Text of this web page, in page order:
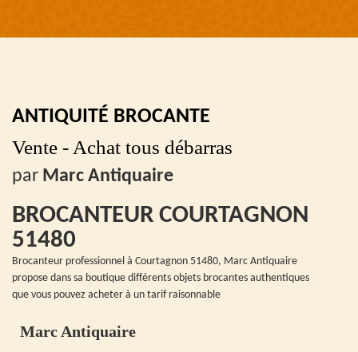
ANTIQUITÉ BROCANTE
Vente - Achat tous débarras
par Marc Antiquaire
BROCANTEUR COURTAGNON
51480
Brocanteur professionnel à Courtagnon 51480, Marc Antiquaire
propose dans sa boutique différents objets brocantes authentiques
que vous pouvez acheter à un tarif raisonnable
Marc Antiquaire